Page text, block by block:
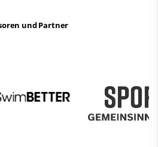
und Partner